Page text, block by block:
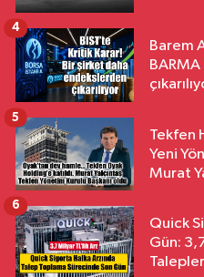
Barem
4
Tekfen
Yeni
Murat
5
Quick
Gün:
6